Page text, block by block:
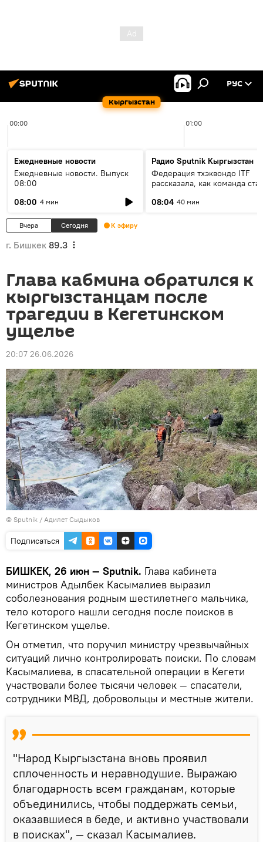
Кыргызстан
РУС
00:00 01:00
Ежедневные новости
Ежедневные новости. Выпуск
08:00
08:00 4 мин
Радио Sputnik Кыргызстан
Федерация тхэквондо ITF
рассказала, как команда
08:04 40 мин
Вчера Сегодня К эфиру
г. Бишкек 89.3
Глава кабмина обратился к
кыргызстанцам после
трагедии в Кегетинском
ущелье
20:07 26.06.2026
© Sputnik / Адилет Сыдыков
Подписаться
БИШКЕК, 26 июн — Sputnik. Глава кабинета
министров Адылбек Касымалиев выразил
соболезнования родным шестилетнего мальчика,
тело которого нашли сегодня после поисков в
Кегетинском ущелье.
Он отметил, что поручил министру чрезвычайных
ситуаций лично контролировать поиски. По словам
Касымалиева, в спасательной операции в Кегети
участвовали более тысячи человек — спасатели,
сотрудники МВД, добровольцы и местные жители.
"Народ Кыргызстана вновь проявил
сплоченность и неравнодушие. Выражаю
благодарность всем гражданам, которые
объединились, чтобы поддержать семьи,
оказавшиеся в беде, и активно участвовали
в поисках", — сказал Касымалиев.